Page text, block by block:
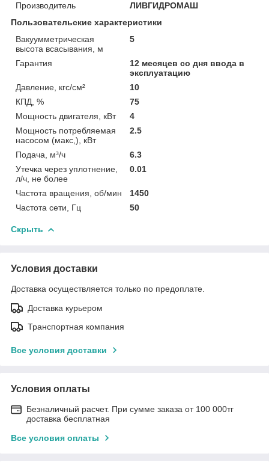
Производитель
ЛИВГИДРОМАШ
Пользовательские характеристики
Вакуумметрическая
высота всасывания, м
5
Гарантия
12 месяцев со дня ввода в
эксплуатацию
Давление, кгс/см²
10
КПД, %
75
Мощность двигателя, кВт
4
Мощность потребляемая
насосом (макс,), кВт
2.5
Подача, м³/ч
6.3
Утечка через уплотнение,
л/ч, не более
0.01
Частота вращения, об/мин
1450
Частота сети, Гц
50
Скрыть
Условия доставки
Доставка осуществляется только по предоплате.
Доставка курьером
Транспортная компания
Все условия доставки
Условия оплаты
Безналичный расчет. При сумме заказа от 100 000тг
доставка бесплатная
Все условия оплаты